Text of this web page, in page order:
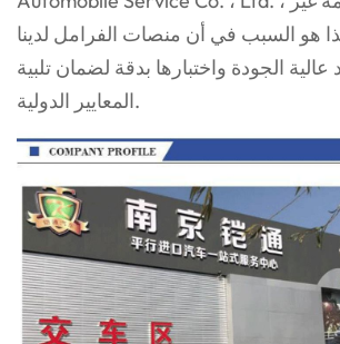
هو السبب في أن منصات الفرامل لدينا
الجودة واختبارها بدقة لضمان تلبية
المعايير الدولية.